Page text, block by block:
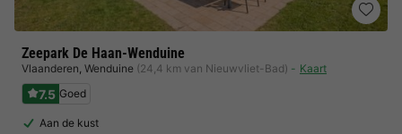
Zeepark De Haan-Wenduine
Vlaanderen, Wenduine (24,4 km van Nieuwvliet-Bad) Kaart
7.5 Goed
Aan de kust